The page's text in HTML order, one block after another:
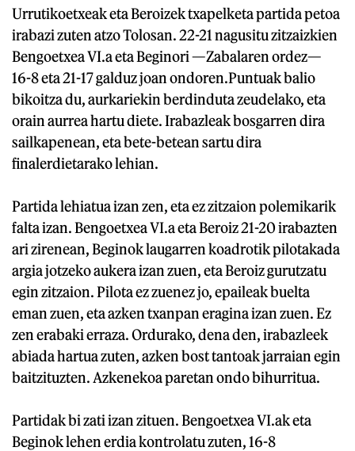
Urrutikoetxeak eta Beroizek txapelketa partida petoa
irabazi zuten atzo Tolosan. 22-21 nagusitu zitzaizkien
Bengoetxea VI.a eta Beginori —Zabalaren ordez—
16-8 eta 21-17 galduz joan ondoren.Puntuak balio
bikoitza du, aurkariekin berdinduta zeudelako, eta
orain aurrea hartu diete. Irabazleak bosgarren dira
sailkapenean, eta bete-betean sartu dira
finalerdietarako lehian.
Partida lehiatua izan zen, eta ez zitzaion polemikarik
falta izan. Bengoetxea VI.a eta Beroiz 21-20 irabazten
ari zirenean, Beginok laugarren koadrotik pilotakada
argia jotzeko aukera izan zuen, eta Beroiz gurutzatu
egin zitzaion. Pilota ez zuenez jo, epaileak buelta
eman zuen, eta azken txanpan eragina izan zuen. Ez
zen erabaki erraza. Ordurako, dena den, irabazleek
abiada hartua zuten, azken bost tantoak jarraian egin
baitzituzten. Azkenekoa paretan ondo bihurritua.
Partidak bi zati izan zituen. Bengoetxea VI.ak eta
Beginok lehen erdia kontrolatu zuten, 16-8